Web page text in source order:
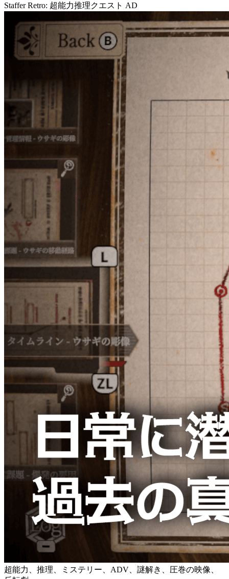
Staffer Retro: 超能力推理クエスト AD
超能力、推理、ミステリー、ADV、謎解き、圧巻の映像、